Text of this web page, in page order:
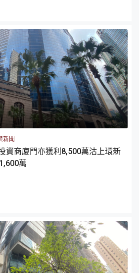
新聞
資商廈門亦獲利8,500萬沽上環新
萬